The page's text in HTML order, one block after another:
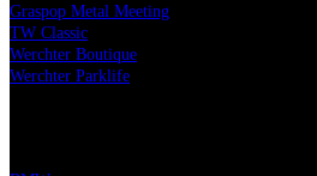
Graspop Metal Meeting
TW Classic
Werchter Boutique
Werchter Parklife